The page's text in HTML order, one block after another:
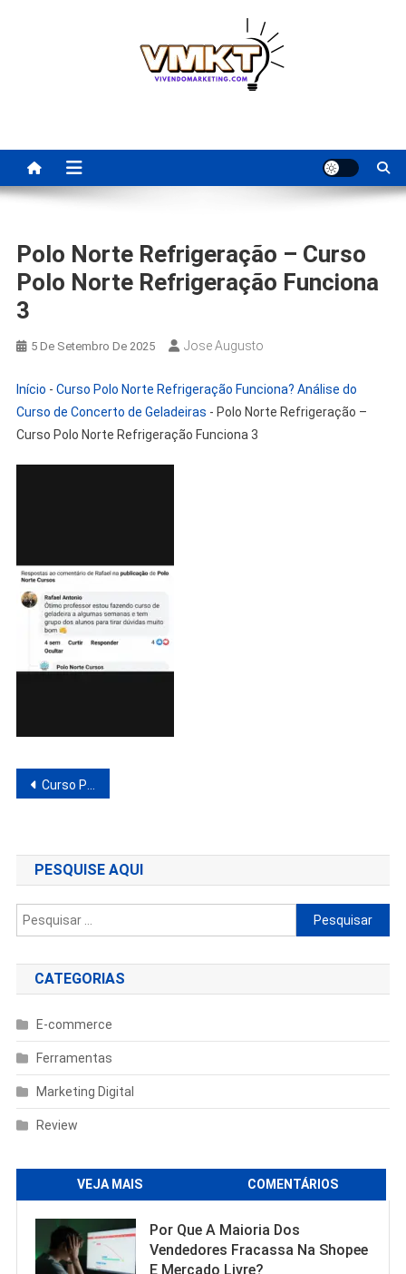
Para Revenda | Vivendo
Marketing
Polo Norte Refrigeração – Curso
Polo Norte Refrigeração Funciona
3
5 De Setembro De 2025 Jose Augusto
Início - Curso Polo Norte Refrigeração Funciona? Análise do
Curso de Concerto de Geladeiras - Polo Norte Refrigeração –
Curso Polo Norte Refrigeração Funciona 3
Navegação
Post
Curso Polo Norte Refrigeração Funciona? Análise do Curso de Concerto de Geladeiras
PESQUISE AQUI
Pesquisar
por:
CATEGORIAS
E-commerce
Ferramentas
Marketing Digital
Review
VEJA MAIS COMENTÁRIOS
Por Que A Maioria Dos
Vendedores Fracassa Na Shopee
E Mercado Livre?